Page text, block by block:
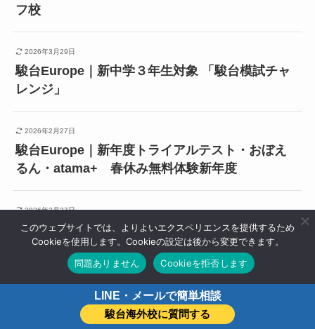
フ校
2026年3月29日
駿台Europe｜新中学３年生対象 「駿台模試チャ
レンジ」
2026年2月27日
駿台Europe｜新年度トライアルテスト・おぼえ
るん・atama+ 春休み無料体験新年度
2026年2月27日
春期オプション講座のご案内｜駿台デュッセルド
ルフ校
すべてのお知らせを見る
このウェブサイトでは、よりよいエクスペリエンスを提供するため
Cookieを使用します。Cookieの設定は後から変更できます。
問題ありません
Cookieを拒否します
LINE・メールで簡単相談
駿台海外校に質問する